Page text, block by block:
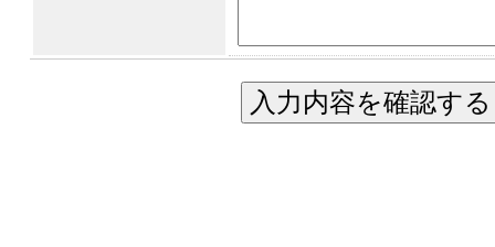
入力内容を確認する